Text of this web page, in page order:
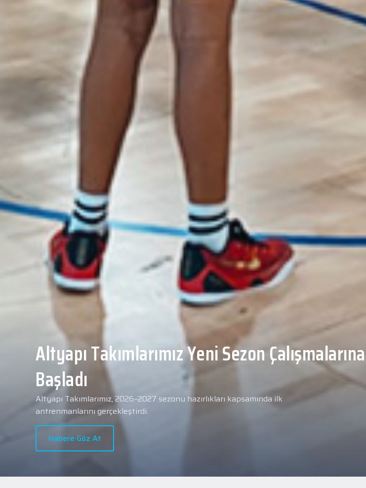
Yeni transferimiz Collin Malcolm, Anadolu Sağlık
Merkezi Hastanesi'nde sağlık kontrolünden
geçti.
2026 - 2027 sezonu öncesindeki transfer çalışmalarımız kapsamında yeni
transferlerimizden Collin Malcolm, bugün partnerimiz Anadolu Sağlık Merkezi
Hastanesi'nde kapsamlı sağlık kontrollerinden geçti.
Habere Göz At